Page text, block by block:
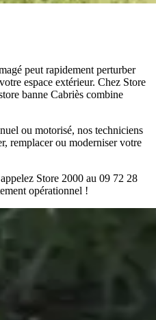
peut rapidement perturber
espace extérieur. Chez Store
banne Cabriès combine
ou motorisé, nos techniciens
remplacer ou moderniser votre
Store 2000 au 09 72 28
opérationnel !